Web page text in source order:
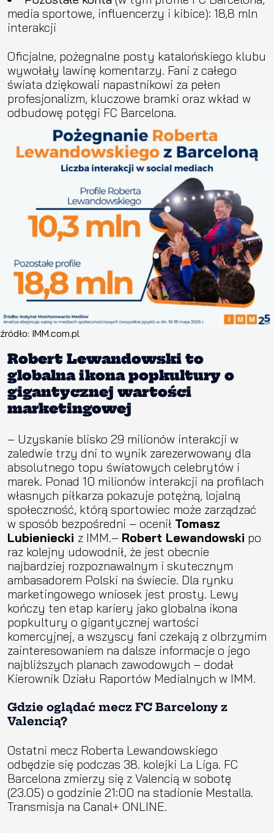
media sportowe, influencerzy i kibice): 18,8 mln
interakcji
Oficjalne, pożegnalne posty katalońskiego klubu
wywołały lawinę komentarzy. Fani z całego
świata dziękowali napastnikowi za pełen
profesjonalizm, kluczowe bramki oraz wkład w
odbudowę potęgi FC Barcelona.
źródło: IMM.com.pl
Robert Lewandowski to
globalna ikona popkultury o
gigantycznej wartości
marketingowej
– Uzyskanie blisko 29 milionów interakcji w
zaledwie trzy dni to wynik zarezerwowany dla
absolutnego topu światowych celebrytów i
marek. Ponad 10 milionów interakcji na profilach
własnych piłkarza pokazuje potężną, lojalną
społeczność, którą sportowiec może zarządzać
w sposób bezpośredni – ocenił Tomasz
Lubieniecki z IMM.– Robert Lewandowski po
raz kolejny udowodnił, że jest obecnie
najbardziej rozpoznawalnym i skutecznym
ambasadorem Polski na świecie. Dla rynku
marketingowego wniosek jest prosty. Lewy
kończy ten etap kariery jako globalna ikona
popkultury o gigantycznej wartości
komercyjnej, a wszyscy fani czekają z olbrzymim
zainteresowaniem na dalsze informacje o jego
najbliższych planach zawodowych – dodał
Kierownik Działu Raportów Medialnych w IMM.
Gdzie oglądać mecz FC Barcelony z
Valencią?
Ostatni mecz Roberta Lewandowskiego
odbędzie się podczas 38. kolejki La Liga. FC
Barcelona zmierzy się z Valencią w sobotę
(23.05) o godzinie 21:00 na stadionie Mestalla.
Transmisja na Canal+ ONLINE.